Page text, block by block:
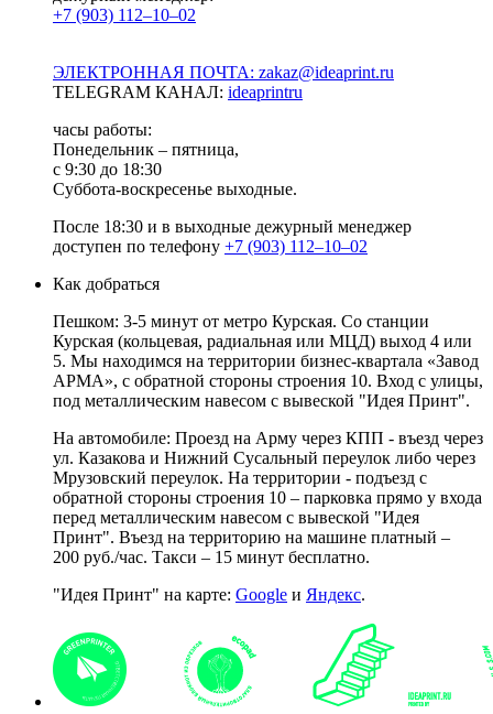
+7 (903) 112–10–02
ЭЛЕКТРОННАЯ ПОЧТА: zakaz@ideaprint.ru
TELEGRAM КАНАЛ: ideaprintru
часы работы:
Понедельник – пятница,
с 9:30 до 18:30
Суббота-воскресенье выходные.
После 18:30 и в выходные дежурный менеджер
доступен по телефону +7 (903) 112–10–02
Как добраться
Пешком: 3-5 минут от метро Курская. Со станции
Курская (кольцевая, радиальная или МЦД) выход 4 или
5. Мы находимся на территории бизнес-квартала «Завод
АРМА», с обратной стороны строения 10. Вход с улицы,
под металлическим навесом с вывеской "Идея Принт".
На автомобиле: Проезд на Арму через КПП - въезд через
ул. Казакова и Нижний Сусальный переулок либо через
Мрузовский переулок. На территории - подъезд с
обратной стороны строения 10 – парковка прямо у входа
перед металлическим навесом с вывеской "Идея
Принт". Въезд на территорию на машине платный –
200 руб./час. Такси – 15 минут бесплатно.
"Идея Принт" на карте: Google и Яндекс.